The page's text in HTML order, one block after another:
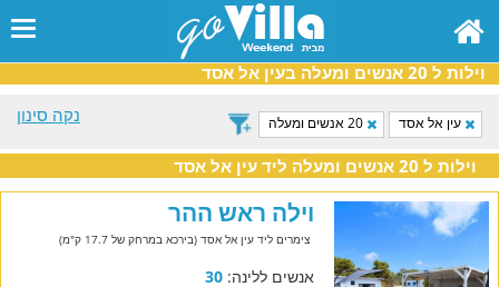
וילות ל 20 אנשים ומעלה בעין אל אסד
נקה סינון
עין אל אסד 20 אנשים ומעלה
וילות ל 20 אנשים ומעלה ליד עין אל אסד
וילה ראש ההר
צימרים ליד עין אל אסד (בירכא במרחק של 17.7 ק"מ)
אנשים ללינה:30